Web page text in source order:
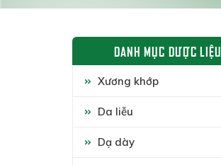
DANH MỤC DƯỢC LIỆU
Xương khớp
Da liễu
Dạ dày